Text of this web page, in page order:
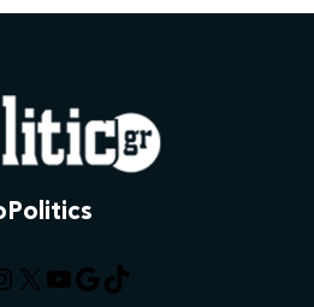
X YouTube
Google
TikTok